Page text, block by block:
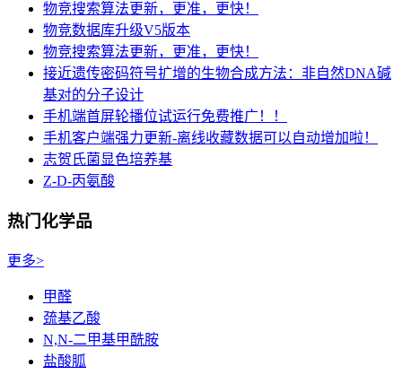
物竞搜索算法更新，更准，更快！
物竞数据库升级V5版本
物竞搜索算法更新，更准，更快！
接近遗传密码符号扩增的生物合成方法：非自然DNA碱
基对的分子设计
手机端首屏轮播位试运行免费推广！！
手机客户端强力更新-离线收藏数据可以自动增加啦！
志贺氏菌显色培养基
Z-D-丙氨酸
热门化学品
更多>
甲醛
巯基乙酸
N,N-二甲基甲酰胺
盐酸胍